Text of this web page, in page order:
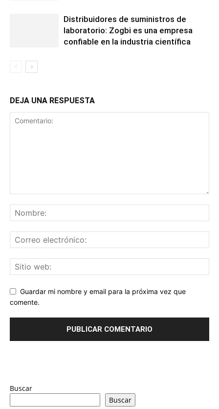
Distribuidores de suministros de
laboratorio: Zogbi es una empresa
confiable en la industria científica
DEJA UNA RESPUESTA
Guardar mi nombre y email para la próxima vez que
comente.
Buscar
Buscar